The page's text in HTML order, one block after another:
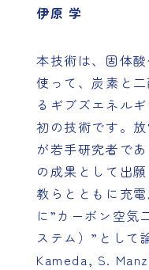
伊原 学
本技術は、固体
使って、炭素と
るギブズエネル
初の技術です。
が若手研究者で
の成果として出
教らとともに充
に”カーボン空気
ステム）”として
Kameda, S.